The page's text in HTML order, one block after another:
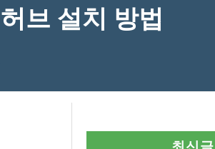
브 설치 방법